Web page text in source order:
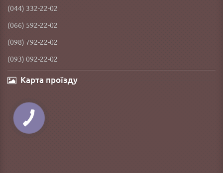
(044) 332-22-02
(066) 592-22-02
(098) 792-22-02
(093) 092-22-02
Карта проїзду